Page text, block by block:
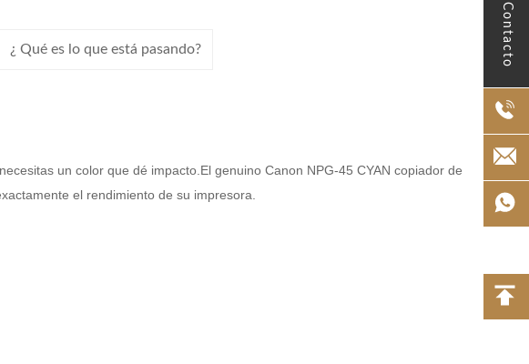
Contacto
¿ Qué es lo que está pasando?
un color que dé impacto.El genuino Canon NPG-45 CYAN copiador de
el rendimiento de su impresora.